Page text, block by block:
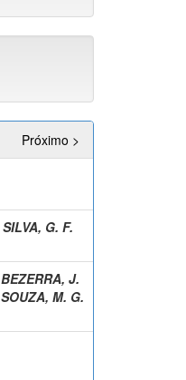
Próximo >
SILVA, G. F.
BEZERRA, J.
SOUZA, M. G.